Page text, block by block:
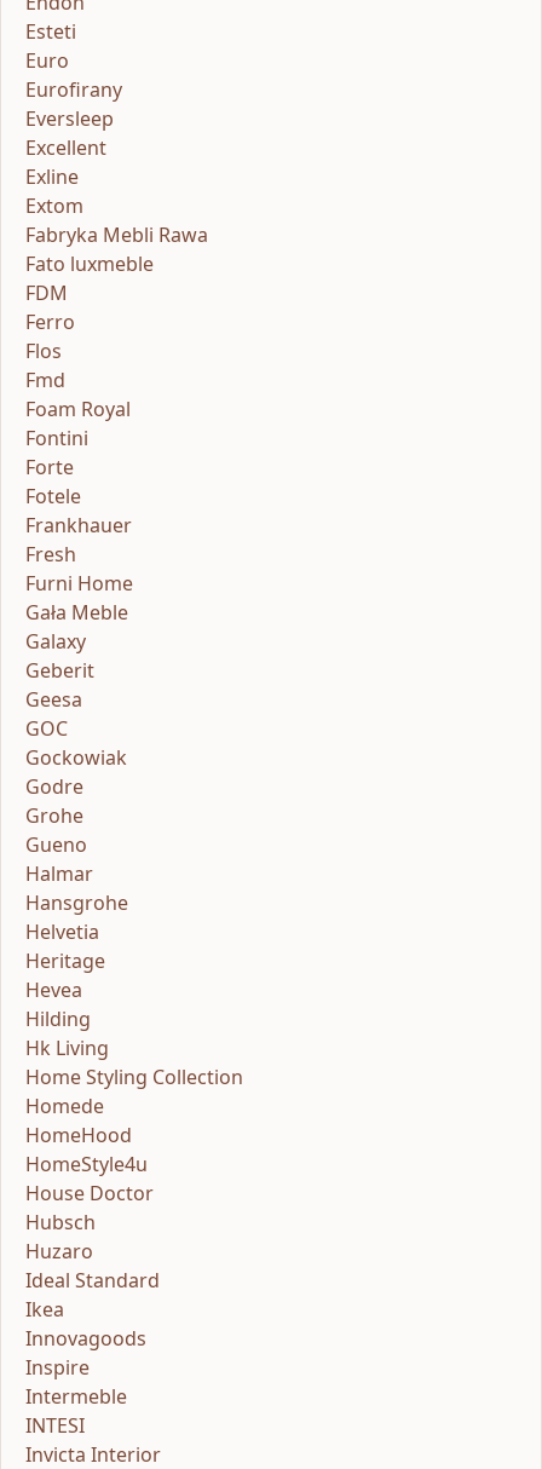
Esteti
Euro
Eurofirany
Eversleep
Excellent
Exline
Extom
Fabryka Mebli Rawa
Fato luxmeble
FDM
Ferro
Flos
Fmd
Foam Royal
Fontini
Forte
Fotele
Frankhauer
Fresh
Furni Home
Gała Meble
Galaxy
Geberit
Geesa
GOC
Gockowiak
Godre
Grohe
Gueno
Halmar
Hansgrohe
Helvetia
Heritage
Hevea
Hilding
Hk Living
Home Styling Collection
Homede
HomeHood
HomeStyle4u
House Doctor
Hubsch
Huzaro
Ideal Standard
Ikea
Innovagoods
Inspire
Intermeble
INTESI
Invicta Interior